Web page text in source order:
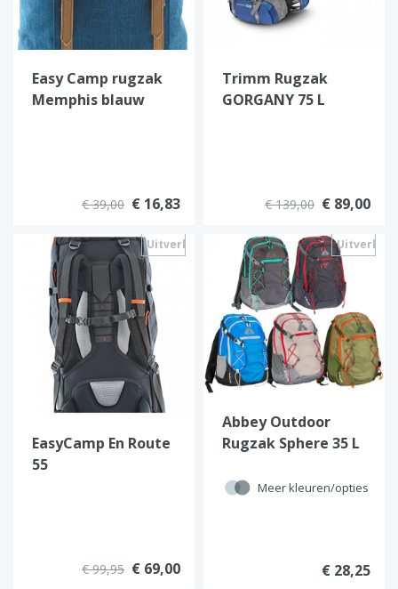
Easy Camp rugzak
Memphis blauw
€ 39,00 € 16,83
Trimm Rugzak
GORGANY 75 L
€ 139,00 € 89,00
Uitverkocht
EasyCamp En Route
55
€ 99,95 € 69,00
Abbey Outdoor
Rugzak Sphere 35 L
Meer kleuren/opties
€ 28,25